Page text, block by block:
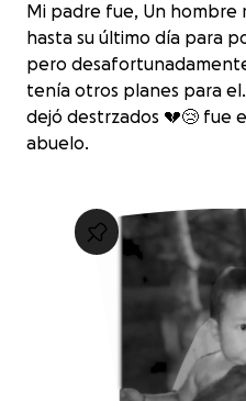
Mi padre fue, Un hombre
hasta su último día para
pero
tenía otros planes para
dejó destrzados 💔😢 fue
abuelo.